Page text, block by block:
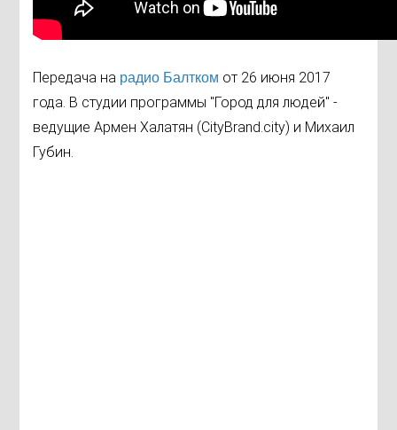
Передача на радио Балтком от 26 июня 2017
года. В студии программы "Город для людей" -
ведущие Армен Халатян (CityBrand.city) и Михаил
Губин.